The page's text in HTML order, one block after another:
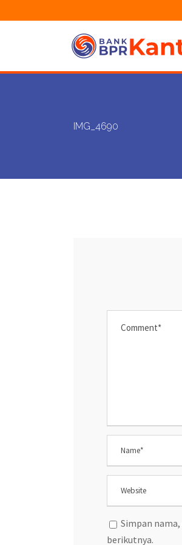
IMG_4690
Simpan
berikutnya.